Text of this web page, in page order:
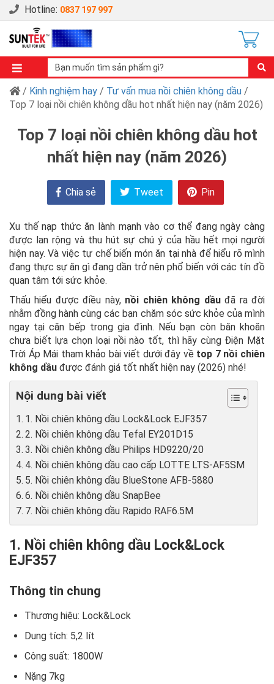
Hotline: 0837 197 997
/ Kinh nghiệm hay / Tư vấn mua nồi chiên không dầu /
Top 7 loại nồi chiên không dầu hot nhất hiện nay (năm 2026)
Top 7 loại nồi chiên không dầu hot
nhất hiện nay (năm 2026)
Chia sẻ Tweet Pin
Xu thế nạp thức ăn lành mạnh vào cơ thể đang ngày càng
được lan rộng và thu hút sự chú ý của hầu hết mọi người
hiện nay. Và việc tự chế biến món ăn tại nhà để hiểu rõ mình
đang thực sự ăn gì đang dần trở nên phổ biến với các tín đồ
quan tâm tới sức khỏe.
Thấu hiểu được điều này, nồi chiên không dầuđã ra đời
nhằm đồng hành cùng các bạn chăm sóc sức khỏe của mình
ngay tại căn bếp trong gia đình. Nếu bạn còn băn khoăn
chưa biết lựa chọn loại nồi nào tốt, thì hãy cùng Điện Mặt
Trời Áp Mái tham khảo bài viết dưới đây về top 7 nồi chiên
không dầu được đánh giá tốt nhất hiện nay (2026) nhé!
Nội dung bài viết
1. Nồi chiên không dầu Lock&Lock EJF357
2. Nồi chiên không dầu Tefal EY201D15
3. Nồi chiên không dầu Philips HD9220/20
4. Nồi chiên không dầu cao cấp LOTTE LTS-AF5SM
5. Nồi chiên không dầu BlueStone AFB-5880
6. Nồi chiên không dầu SnapBee
7. Nồi chiên không dầu Rapido RAF6.5M
1. Nồi chiên không dầu Lock&Lock
EJF357
Thông tin chung
Thương hiệu: Lock&Lock
Dung tích: 5,2 lít
Công suất: 1800W
Nặng 7kg